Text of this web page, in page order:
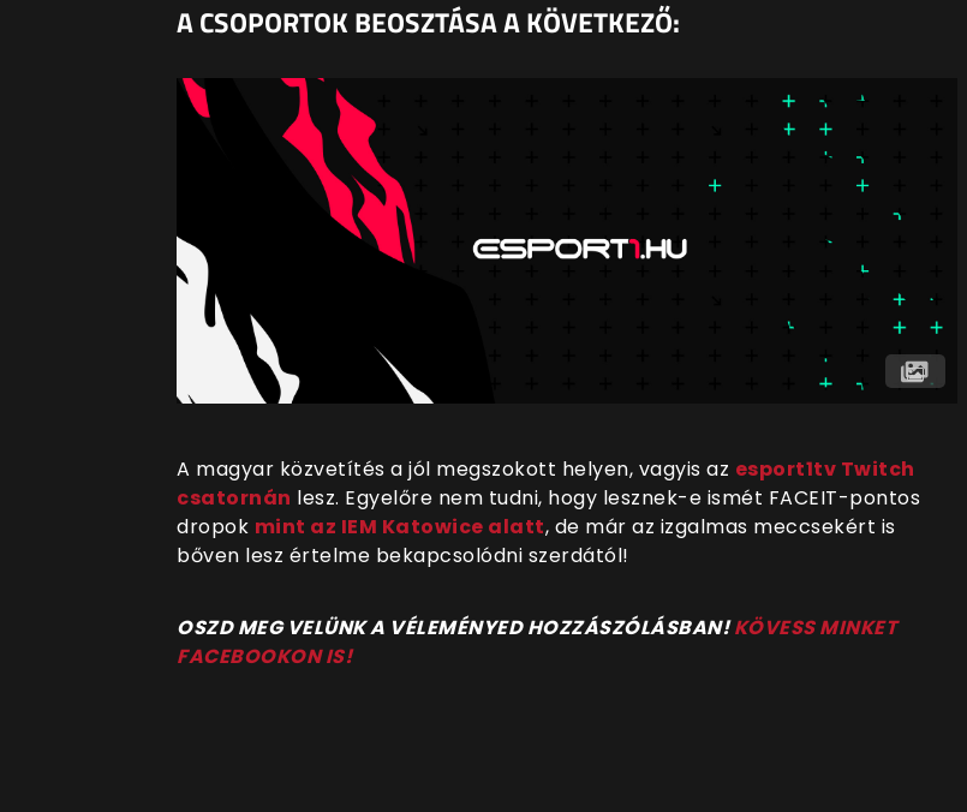
A CSOPORTOK BEOSZTÁSA A KÖVETKEZŐ:
A magyar közvetítés a jól megszokott helyen, vagyis az esport1tv Twitch
csatornán lesz. Egyelőre nem tudni, hogy lesznek-e ismét FACEIT-pontos
dropok mint az IEM Katowice alatt, de már az izgalmas meccsekért is
bőven lesz értelme bekapcsolódni szerdától!
OSZD MEG VELÜNK A VÉLEMÉNYED HOZZÁSZÓLÁSBAN!KÖVESS MINKET
FACEBOOKON IS!